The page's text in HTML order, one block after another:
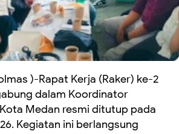
)-Rapat Kerja (Raker) ke-2
dalam Koordinator
Medan resmi ditutup pada
Kegiatan ini berlangsung